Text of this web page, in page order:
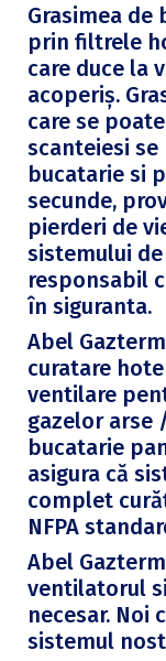
Grasimea
prin filtrele
care duce la
acoperiș.
care se
scanteiesi
bucatarie si
secunde,
pierderi de
sistemului
responsabil
în siguranta.
Abel
curatare
ventilare
gazelor arse
bucatarie
asigura că
complet
NFPA
Abel
ventilatorul
necesar. Noi
sistemul